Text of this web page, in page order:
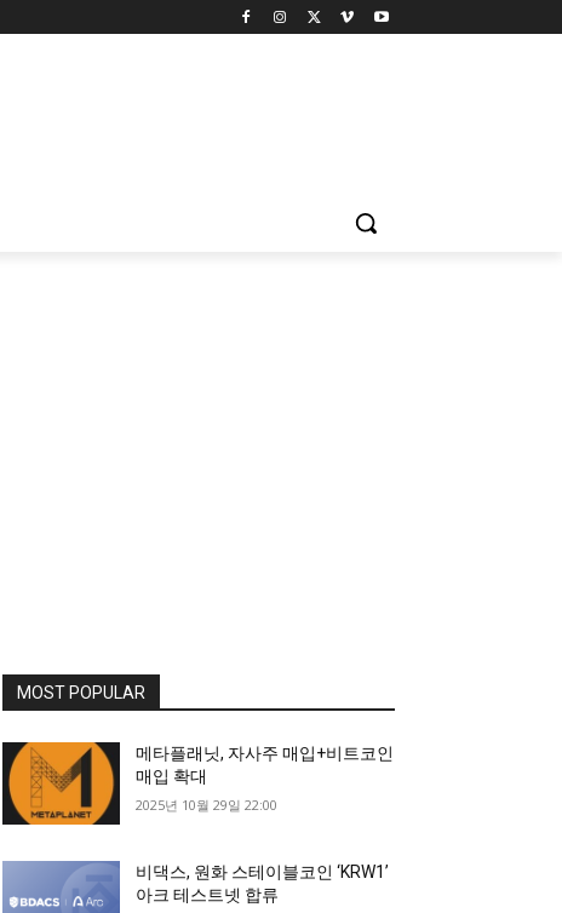
MOST POPULAR
메타플래닛, 자사주 매입+비트코인
매입 확대
2025년 10월 29일 22:00
비댁스, 원화 스테이블코인 ‘KRW1’
아크 테스트넷 합류